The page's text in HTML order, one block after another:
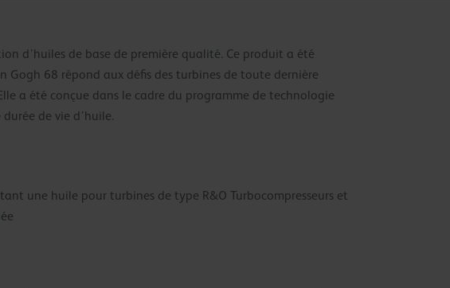
d’huiles de base de première qualité. Ce produit a été
Gogh 68 répond aux défis des turbines de toute dernière
a été conçue dans le cadre du programme de technologie
de vie d’huile.
une huile pour turbines de type R&O Turbocompresseurs et